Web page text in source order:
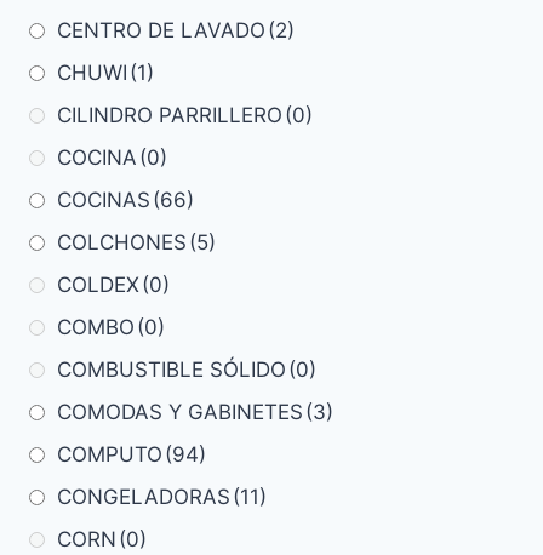
CENTRO DE LAVADO (2)
CHUWI (1)
CILINDRO PARRILLERO (0)
COCINA (0)
COCINAS (66)
COLCHONES (5)
COLDEX(0)
COMBO (0)
COMBUSTIBLE SÓLIDO (0)
COMODAS Y GABINETES (3)
COMPUTO (94)
CONGELADORAS (11)
CORN (0)